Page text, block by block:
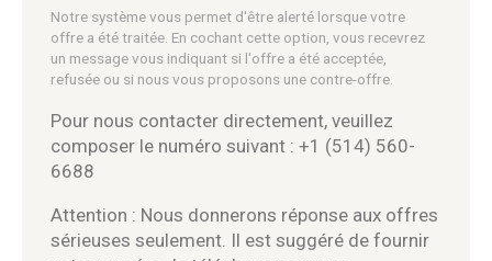
Notre système vous permet d'être alerté lorsque votre
offre a été traitée. En cochant cette option, vous recevrez
un message vous indiquant si l'offre a été acceptée,
refusée ou si nous vous proposons une contre-offre.
Pour nous contacter directement, veuillez
composer le numéro suivant : +1 (514) 560-
6688
Attention : Nous donnerons réponse aux offres
sérieuses seulement. Il est suggéré de fournir